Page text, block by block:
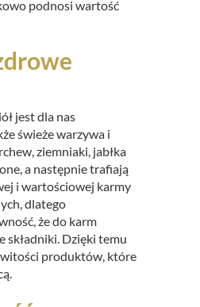
podnosi wartość
jest dla nas
świeże warzywa i
ziemniaki, jabłka
a następnie trafiają
i wartościowej karmy
dlatego
że do karm
Dzięki temu
produktów, które